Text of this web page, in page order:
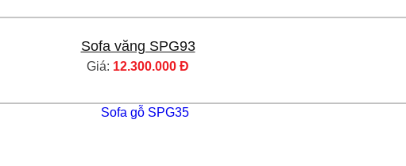
Sofa văng SPG93
Giá: 12.300.000 Đ